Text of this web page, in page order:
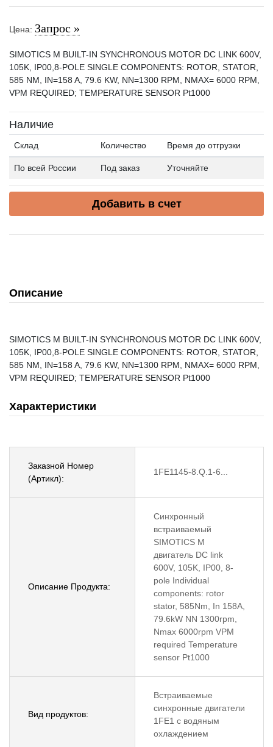
Цена: Запрос »
SIMOTICS M BUILT-IN SYNCHRONOUS MOTOR DC LINK 600V,
105K, IP00,8-POLE SINGLE COMPONENTS: ROTOR, STATOR,
585 NM, IN=158 A, 79.6 KW, NN=1300 RPM, NMAX= 6000 RPM,
VPM REQUIRED; TEMPERATURE SENSOR Pt1000
Наличие
Склад Количество Время до отгрузки
По всей России Под заказ Уточняйте
Добавить в счет
Описание
SIMOTICS M BUILT-IN SYNCHRONOUS MOTOR DC LINK 600V,
105K, IP00,8-POLE SINGLE COMPONENTS: ROTOR, STATOR,
585 NM, IN=158 A, 79.6 KW, NN=1300 RPM, NMAX= 6000 RPM,
VPM REQUIRED; TEMPERATURE SENSOR Pt1000
Характеристики
Заказной Номер
(Артикл):
1FE1145-8.Q.1-6...
Описание Продукта:
Синхронный
встраиваемый
SIMOTICS M
двигатель DC link
600V, 105K, IP00, 8-
pole Individual
components: rotor
stator, 585Nm, In 158A,
79.6kW NN 1300rpm,
Nmax 6000rpm VPM
required Temperature
sensor Pt1000
Вид продуктов:
Встраиваемые
синхронные двигатели
1FE1 с водяным
охлаждением